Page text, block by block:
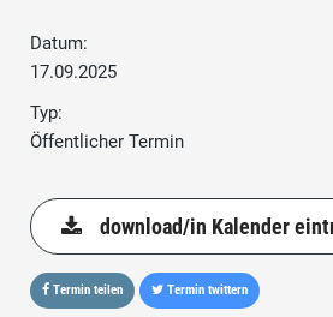
Datum:
17.09.2025
Typ:
Öffentlicher Termin
download/in Kalender
Termin teilen Termin twittern